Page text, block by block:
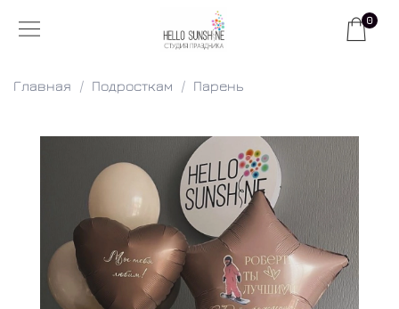
0
Главная Подросткам Парень